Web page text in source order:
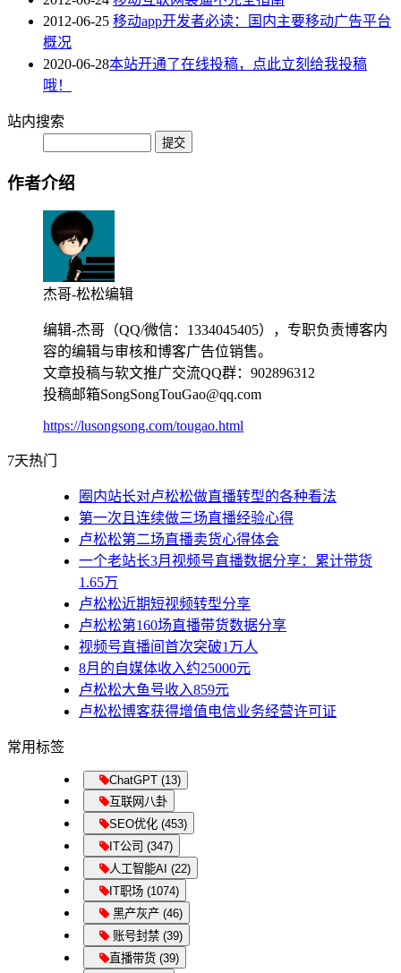
2012-06-25 移动app开发者必读：国内主要移动广告平台
概况
2020-06-28本站开通了在线投稿，点此立刻给我投稿
哦！
站内搜索
作者介绍
杰哥-松松编辑
编辑-杰哥（QQ/微信：1334045405），专职负责博客内
容的编辑与审核和博客广告位销售。
文章投稿与软文推广交流QQ群：902896312
投稿邮箱SongSongTouGao@qq.com
https://lusongsong.com/tougao.html
7天热门
圈内站长对卢松松做直播转型的各种看法
第一次且连续做三场直播经验心得
卢松松第二场直播卖货心得体会
一个老站长3月视频号直播数据分享：累计带货
1.65万
卢松松近期短视频转型分享
卢松松第160场直播带货数据分享
视频号直播间首次突破1万人
8月的自媒体收入约25000元
卢松松大鱼号收入859元
卢松松博客获得增值电信业务经营许可证
常用标签
ChatGPT (13)
互联网八卦
SEO优化 (453)
IT公司 (347)
人工智能AI (22)
IT职场 (1074)
黑产灰产 (46)
账号封禁 (39)
直播带货 (39)